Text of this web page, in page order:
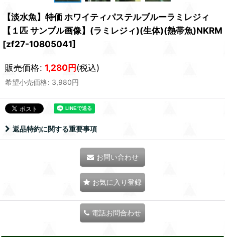
【淡水魚】特価 ホワイティパステルブルーラミレジィ
【１匹 サンプル画像】(ラミレジィ)(生体)(熱帯魚)NKRM
[zf27-10805041]
販売価格: 1,280円(税込)
希望小売価格: 3,980円
返品特約に関する重要事項
お問い合わせ
お気に入り登録
電話お問合わせ